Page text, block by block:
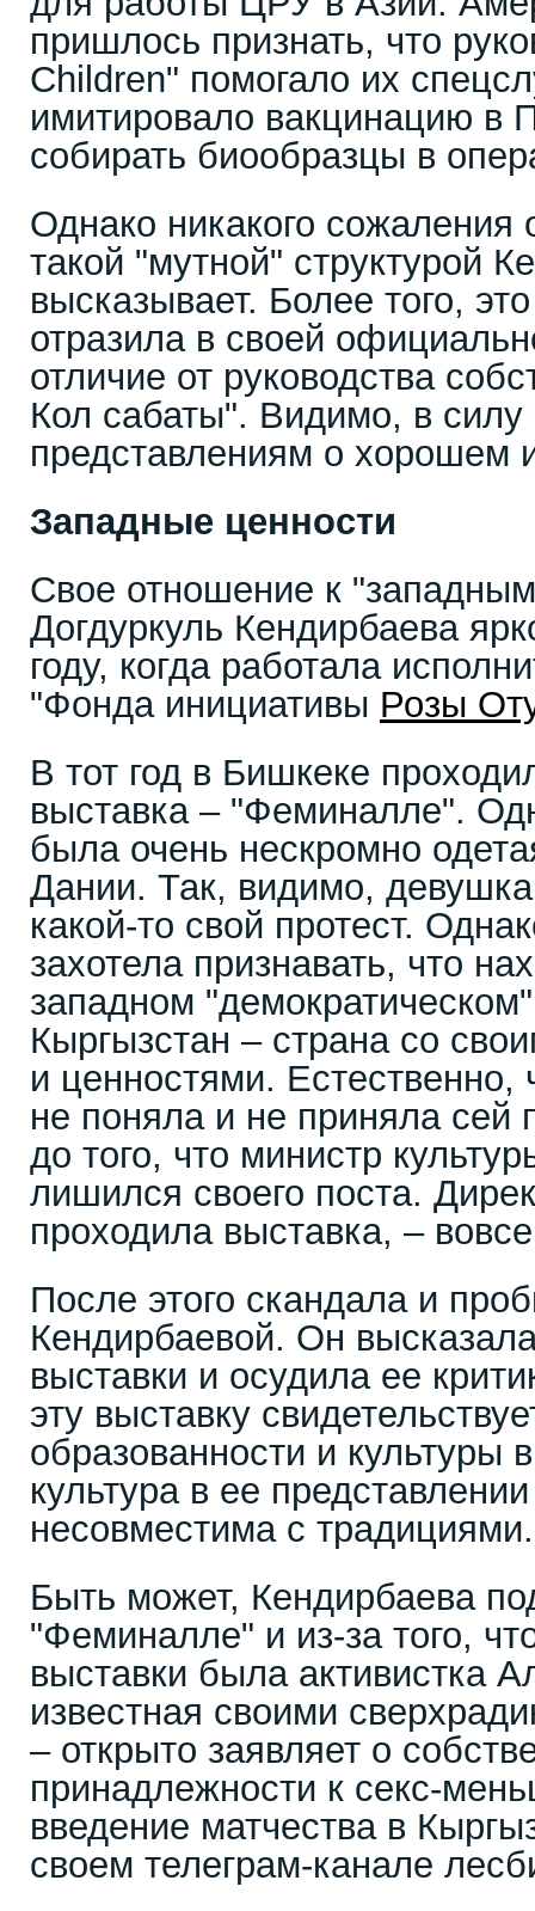
пришлось признать, что
Children" помогало их
имитировало вакцинацию в
собирать биообразцы в
Однако никакого сожаления
такой "мутной" структурой
высказывает. Более того,
отразила в своей
отличие от руководства
Кол сабаты". Видимо, в силу
представлениям о хорошем
Западные ценности
Свое отношение к
Догдуркуль Кендирбаева
году, когда работала
"Фонда инициативы Розы
В тот год в Бишкеке
выставка – "Феминалле".
была очень нескромно
Дании. Так, видимо,
какой-то свой протест.
захотела признавать, что
западном
Кыргызстан – страна со
и ценностями. Естественно,
не поняла и не приняла
до того, что министр
лишился своего поста.
проходила выставка, –
После этого скандала и
Кендирбаевой. Он
выставки и осудила ее
эту выставку
образованности и культуры
культура в ее
несовместима с традициями.
Быть может, Кендирбаева
"Феминалле" и из-за того,
выставки была активистка
известная своими
– открыто заявляет о
принадлежности к секс-
введение матчества в
своем телеграм-канале